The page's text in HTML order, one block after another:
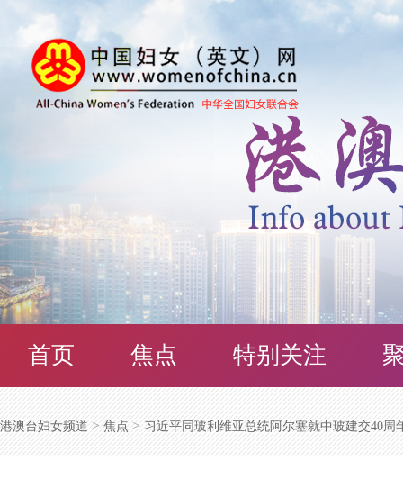
首页 焦点 特别关注
港澳台妇女频道 > 焦点 > 习近平同玻利维亚总统阿尔塞就中玻建交40周